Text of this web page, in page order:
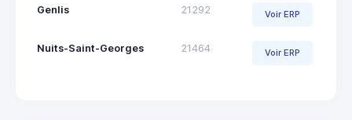
Genlis 21292 Voir ERP
Nuits-Saint-Georges 21464 Voir ERP